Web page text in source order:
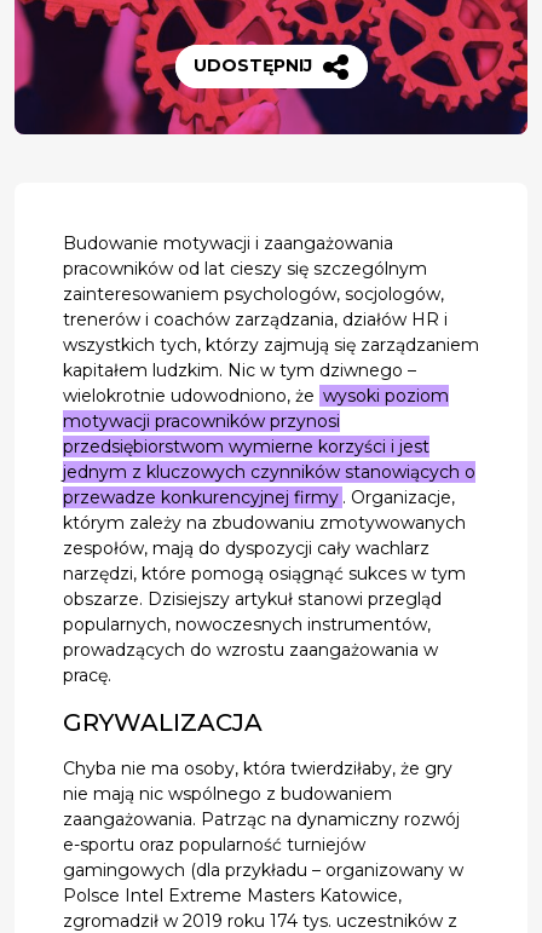
UDOSTĘPNIJ
Budowanie motywacji i zaangażowania
pracowników od lat cieszy się szczególnym
zainteresowaniem psychologów, socjologów,
trenerów i coachów zarządzania, działów HR i
wszystkich tych, którzy zajmują się zarządzaniem
kapitałem ludzkim. Nic w tym dziwnego –
wielokrotnie udowodniono, że wysoki poziom
motywacji pracowników przynosi
przedsiębiorstwom wymierne korzyści i jest
jednym z kluczowych czynników stanowiących o
przewadze konkurencyjnej firmy . Organizacje,
którym zależy na zbudowaniu zmotywowanych
zespołów, mają do dyspozycji cały wachlarz
narzędzi, które pomogą osiągnąć sukces w tym
obszarze. Dzisiejszy artykuł stanowi przegląd
popularnych, nowoczesnych instrumentów,
prowadzących do wzrostu zaangażowania w
pracę.
GRYWALIZACJA
Chyba nie ma osoby, która twierdziłaby, że gry
nie mają nic wspólnego z budowaniem
zaangażowania. Patrząc na dynamiczny rozwój
e-sportu oraz popularność turniejów
gamingowych (dla przykładu – organizowany w
Polsce Intel Extreme Masters Katowice,
zgromadził w 2019 roku 174 tys. uczestników z